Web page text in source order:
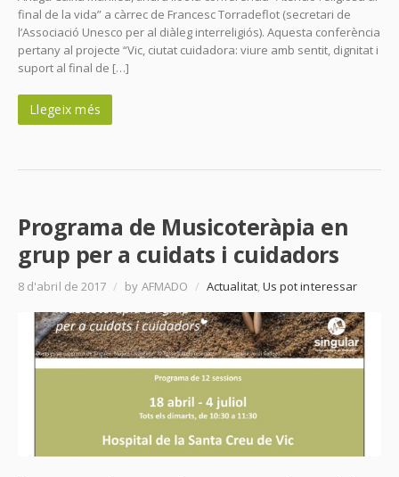
final de la vida” a càrrec de Francesc Torradeflot (secretari de
l’Associació Unesco per al diàleg interreligiós). Aquesta conferència
pertany al projecte “Vic, ciutat cuidadora: viure amb sentit, dignitat i
suport al final de […]
Llegeix més
Programa de Musicoteràpia en
grup per a cuidats i cuidadors
8 d'abril de 2017 / by AFMADO / Actualitat, Us pot interessar